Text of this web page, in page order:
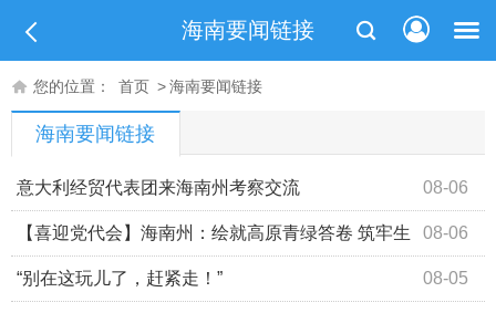
海南要闻链接
您的位置： 首页 >海南要闻链接
海南要闻链接
08-06
意大利经贸代表团来海南州考察交流
08-06
【喜迎党代会】海南州：绘就高原青绿答卷 筑牢生
态安全屏障 08-05
“别在这玩儿了，赶紧走！”